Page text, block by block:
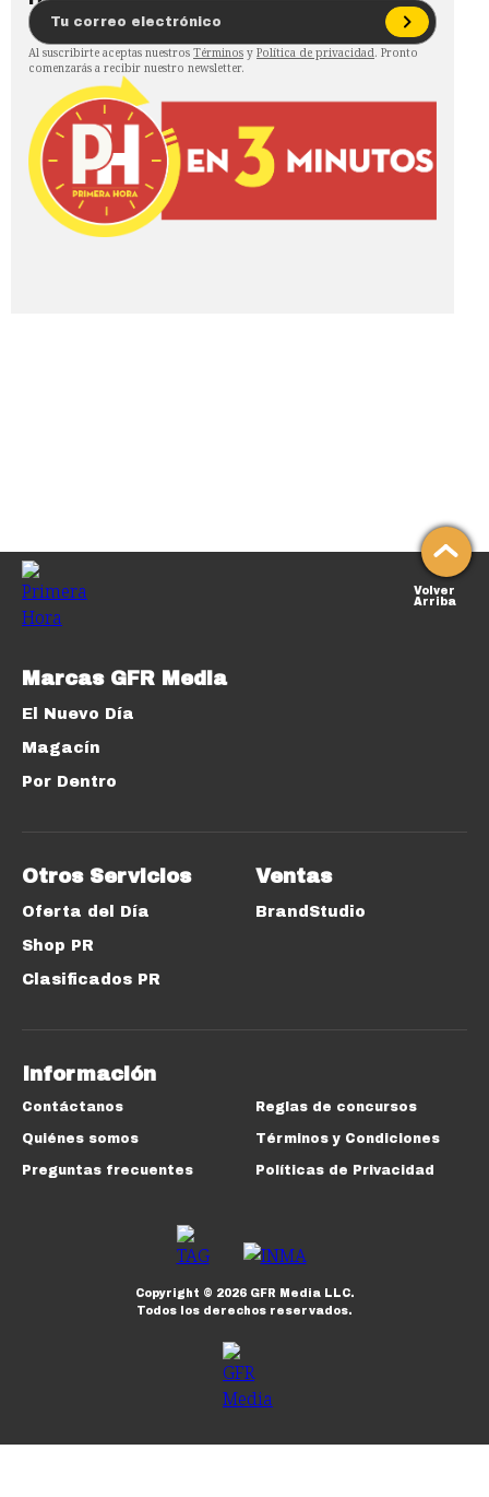
Al suscribirte aceptas nuestros Términos y Política de privacidad. Pronto
comenzarás a recibir nuestro newsletter.
Volver
Arriba
Marcas GFR Media
El Nuevo Día
Magacín
Por Dentro
Otros Servicios
Oferta del Día
Shop PR
Clasificados PR
Ventas
BrandStudio
Información
Contáctanos
Quiénes somos
Preguntas frecuentes
Reglas de concursos
Términos y Condiciones
Políticas de Privacidad
Copyright © 2026GFR Media LLC.
Todos los derechos reservados.